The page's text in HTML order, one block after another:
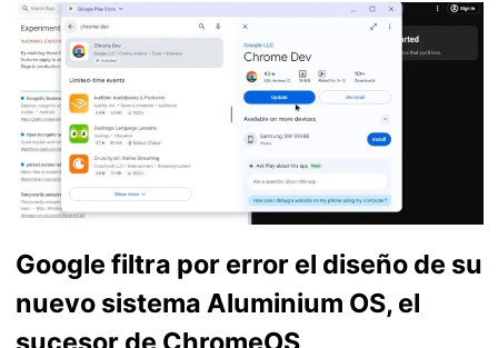
Google filtra por error el diseño de su
nuevo sistema Aluminium OS, el